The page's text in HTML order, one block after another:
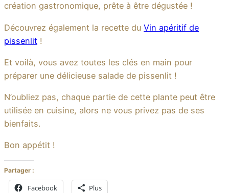
création gastronomique, prête à être dégustée !
Découvrez également la recette du Vin apéritif de
pissenlit !
Et voilà, vous avez toutes les clés en main pour
préparer une délicieuse salade de pissenlit !
N’oubliez pas, chaque partie de cette plante peut être
utilisée en cuisine, alors ne vous privez pas de ses
bienfaits.
Bon appétit !
Partager :
Facebook Plus